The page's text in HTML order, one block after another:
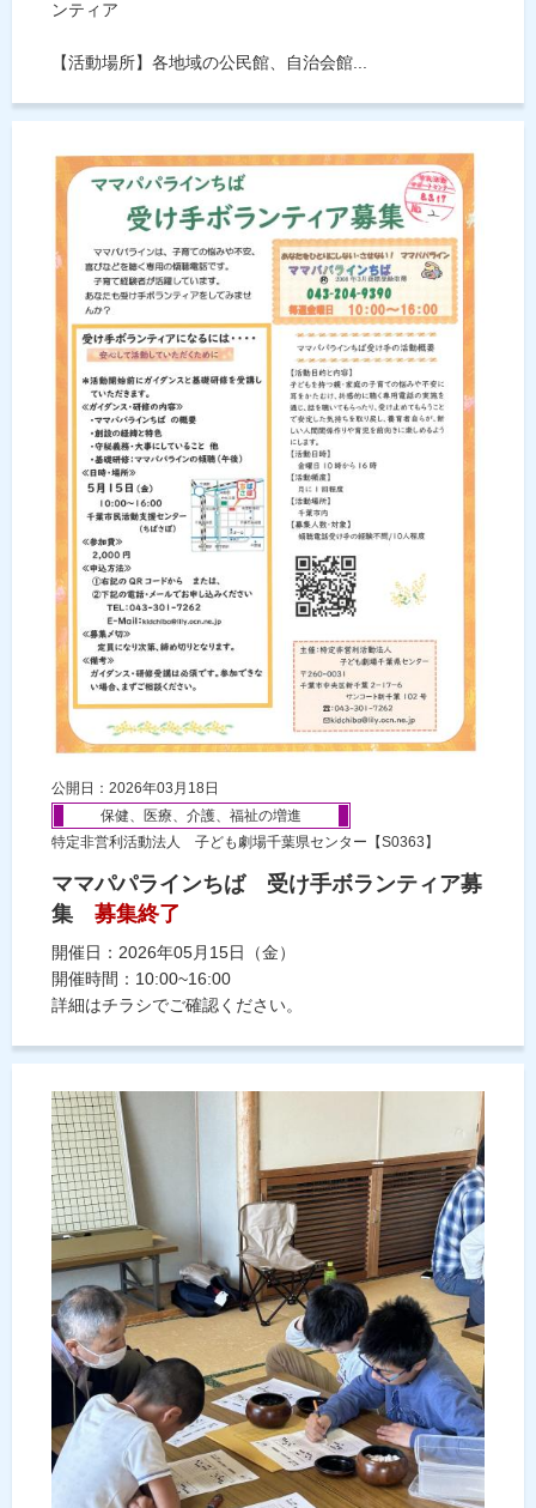
ンティア
【活動場所】各地域の公民館、自治会館...
公開日：2026年03月18日
保健、医療、介護、福祉の増進
特定非営利活動法人 子ども劇場千葉県センター【S0363】
ママパパラインちば 受け手ボランティア募
集
募集終了
開催日：2026年05月15日（金）
開催時間：10:00~16:00
詳細はチラシでご確認ください。